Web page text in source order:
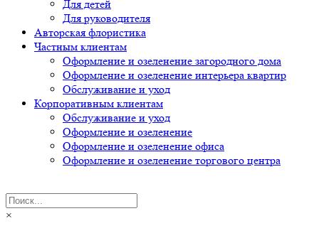
Для детей
Для руководителя
Авторская флористика
Частным клиентам
Оформление и озеленение загородного дома
Оформление и озеленение интерьера квартир
Обслуживание и уход
Корпоративным клиентам
Обслуживание и уход
Оформление и озеленение
Оформление и озеленение офиса
Оформление и озеленение торгового центра
×